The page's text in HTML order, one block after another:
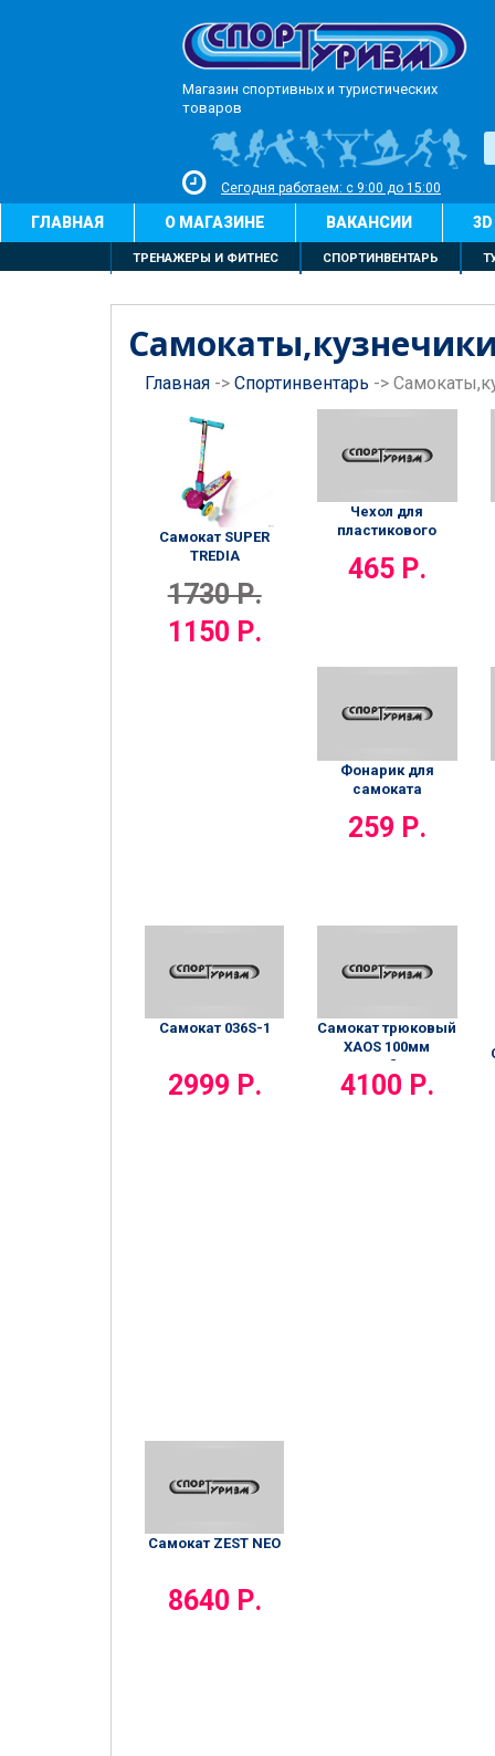
Магазин спортивных и туристических
товаров
Сегодня работаем: с 9:00 до 15:00
ГЛАВНАЯ О МАГАЗИНЕ ВАКАНСИИ
ТРЕНАЖЕРЫ И ФИТНЕС СПОРТИНВЕНТАРЬ
Главная -> Спортинвентарь ->
Самокат SUPER
TREDIA
1730 Р.
1150 Р.
Чехол для
пластикового
голуб/серый/
465 Р.
Фонарик для
самоката
259 Р.
Самокат 036S-1
2999 Р.
Самокат трюковый
XAOS 100мм
Bonfire
4100 Р.
Самокат ZEST NEO
8640 Р.